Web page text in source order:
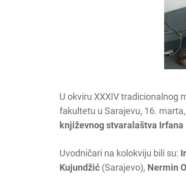
U okviru XXXIV tradicionalnog
fakultetu u Sarajevu, 16.
književnog stvaralaštva Irfana
Uvodničari na kolokviju bili su:
Kujundžić (Sarajevo), Nermin